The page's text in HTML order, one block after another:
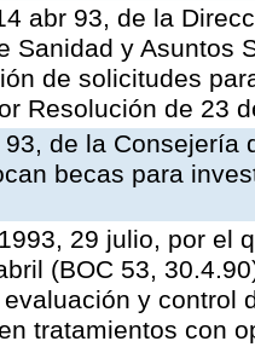
abr 93, de la
Sanidad y Asuntos
de solicitudes
Resolución de 23
de la Consejería
becas para
29 julio, por el
(BOC 53,
y control
tratamientos con